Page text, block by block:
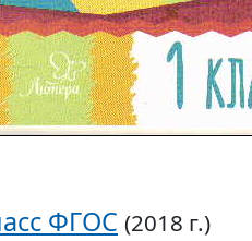
ФГОС (2018 г.)